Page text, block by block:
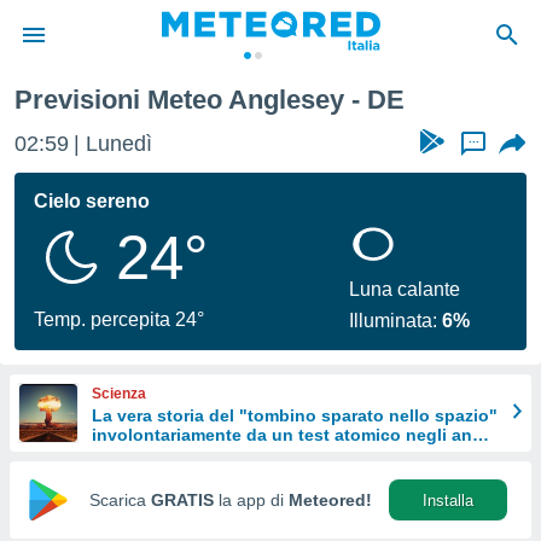
di
per
le
di
Web
Previsioni Meteo Anglesey - DE
02:59 Lunedì ...
Cielo sereno
24°
Temp. percepita 24°
Luna calante
Illuminata:6%
Scienza
La vera storia del "tombino sparato nello spazio"
involontariamente da un test atomico negli anni
Scarica GRATIS la app di Meteored! Installa